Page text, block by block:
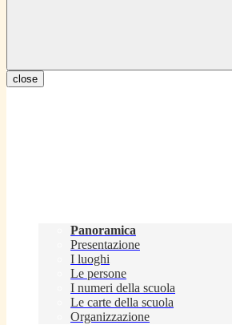
close
Panoramica
Presentazione
I luoghi
Le persone
I numeri della scuola
Le carte della scuola
Organizzazione